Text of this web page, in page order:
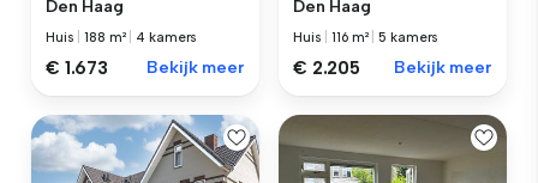
Den Haag
Huis |188 m² 4 kamers
€ 1.673 Bekijk meer
Den Haag
Huis |116 m² |5 kamers
€ 2.205 Bekijk meer